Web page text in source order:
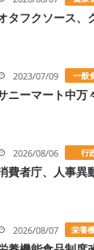
タフクソース
2023/07/09 一般
ニーマート中
2026/08/06 行
費者庁、人事
2026/08/07 栄養